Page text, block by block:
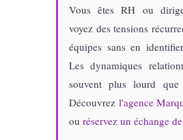
Vous êtes RH ou
voyez des tensions
équipes sans en
Les dynamiques
souvent plus lourd que
Découvrez l'agence
ou réservez un échange